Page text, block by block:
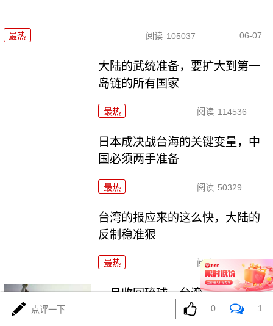
最热 阅读 105037 06-07
大陆的武统准备，要扩大到第一
岛链的所有国家
最热 阅读 114536
日本成决战台海的关键变量，中
国必须两手准备
最热 阅读 50329
台湾的报应来的这么快，大陆的
反制稳准狠
最热 阅读 109681
一旦收回琉球，台湾自动回归，
点评一下 0 1